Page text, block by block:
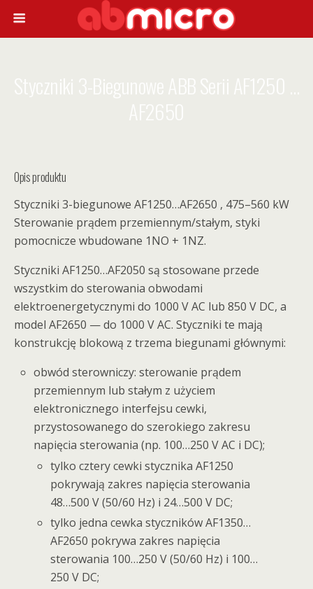
Opis produktu
Styczniki 3-biegunowe AF1250…AF2650 , 475–560 kW
Sterowanie prądem przemiennym/stałym, styki
pomocnicze wbudowane 1NO + 1NZ.
Styczniki AF1250…AF2050 są stosowane przede
wszystkim do sterowania obwodami
elektroenergetycznymi do 1000 V AC lub 850 V DC, a
model AF2650 — do 1000 V AC. Styczniki te mają
konstrukcję blokową z trzema biegunami głównymi:
obwód sterowniczy: sterowanie prądem
przemiennym lub stałym z użyciem
elektronicznego interfejsu cewki,
przystosowanego do szerokiego zakresu
napięcia sterowania (np. 100…250 V AC i DC);
tylko cztery cewki stycznika AF1250
pokrywają zakres napięcia sterowania
48…500 V (50/60 Hz) i 24…500 V DC;
tylko jedna cewka styczników AF1350…
AF2650 pokrywa zakres napięcia
sterowania 100…250 V (50/60 Hz) i 100…
250 V DC;